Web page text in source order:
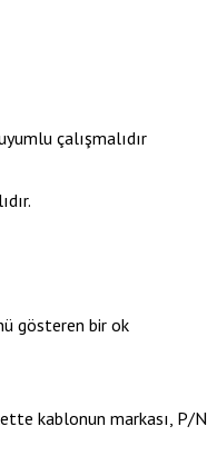
çalışmalıdır
gösteren bir ok
kablonun markası, P/N